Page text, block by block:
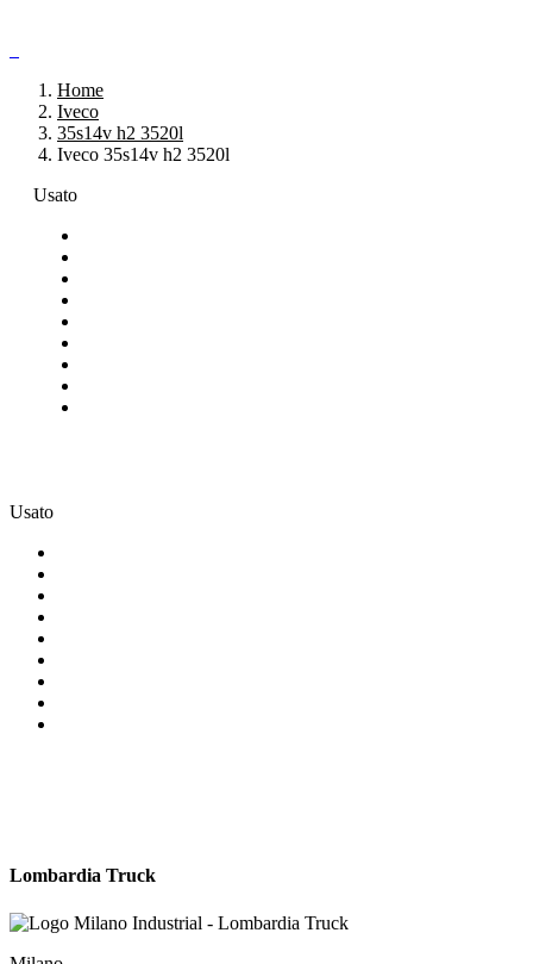
Home
Iveco
35s14v h2 3520l
Iveco 35s14v h2 3520l
Usato
Usato
Lombardia Truck